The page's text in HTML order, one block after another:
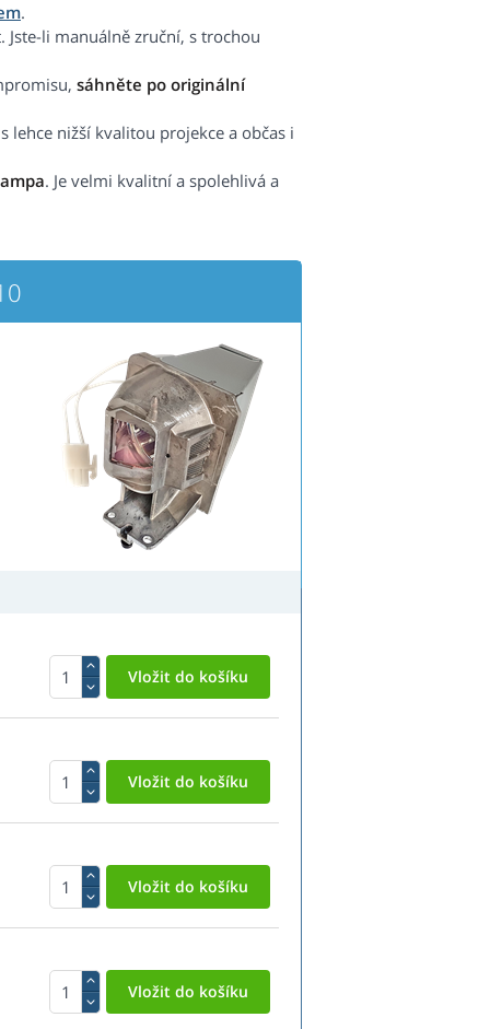
.
li manuálně zruční, s trochou
sáhněte po originální
lehce nižší kvalitou projekce a občas i
. Je velmi kvalitní a spolehlivá a